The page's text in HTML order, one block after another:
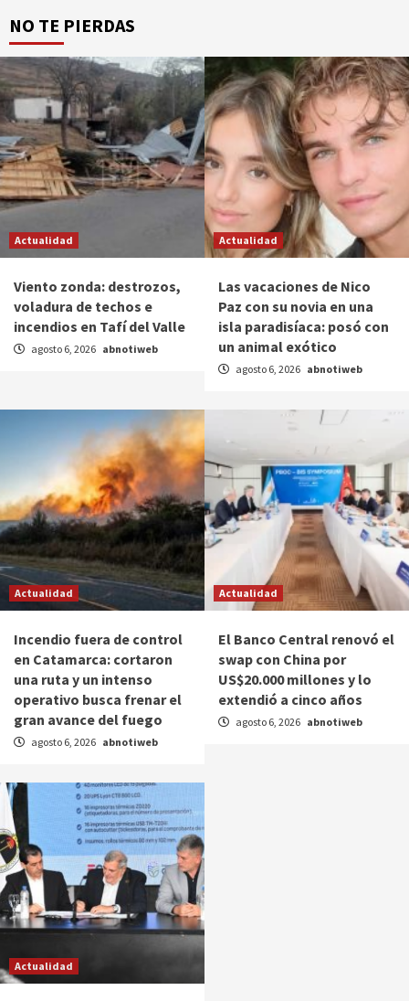
NO TE PIERDAS
Actualidad
Viento zonda: destrozos,
voladura de techos e
incendios en Tafí del Valle
agosto 6, 2026 abnotiweb
Actualidad
Las vacaciones de Nico
Paz con su novia en una
isla paradisíaca: posó con
un animal exótico
agosto 6, 2026 abnotiweb
Actualidad
Incendio fuera de control
en Catamarca: cortaron
una ruta y un intenso
operativo busca frenar el
gran avance del fuego
agosto 6, 2026 abnotiweb
Actualidad
El Banco Central renovó el
swap con China por
US$20.000 millones y lo
extendió a cinco años
agosto 6, 2026 abnotiweb
Actualidad